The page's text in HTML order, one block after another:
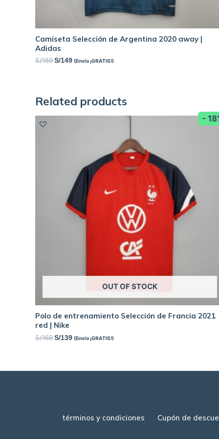
Camiseta Selección de Argentina 2020 away |
Adidas
S/169 S/149 (Envío ¡GRATIS!)
Related products
-
OUT OF STOCK
Polo de entrenamiento Selección de Francia 2021
red | Nike
S/169 S/139 (Envío ¡GRATIS!)
términos y condiciones Cupón de